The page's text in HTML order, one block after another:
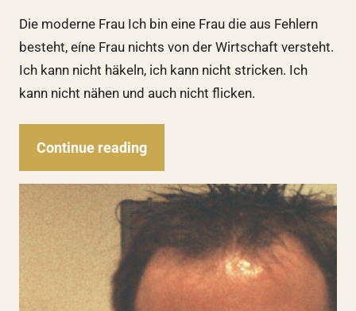
Die moderne Frau Ich bin eine Frau die aus Fehlern
besteht, eíne Frau nichts von der Wirtschaft versteht.
Ich kann nicht häkeln, ich kann nicht stricken. Ich
kann nicht nähen und auch nicht flicken.
Continue reading